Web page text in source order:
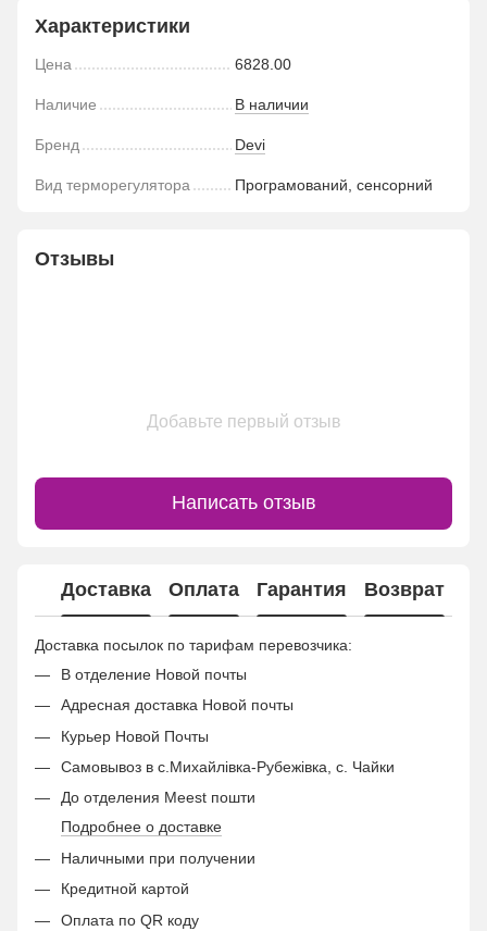
Характеристики
Цена 6828.00
Наличие В наличии
Бренд Devi
Вид терморегулятора Програмований, сенсорний
Отзывы
Добавьте первый отзыв
Написать отзыв
Доставка Оплата Гарантия Возврат
Доставка посылок по тарифам перевозчика:
В отделение Новой почты
Адресная доставка Новой почты
Курьер Новой Почты
Самовывоз в с.Михайлівка-Рубежівка, с. Чайки
До отделения Meest пошти
Подробнее о доставке
Наличными при получении
Кредитной картой
Оплата по QR коду